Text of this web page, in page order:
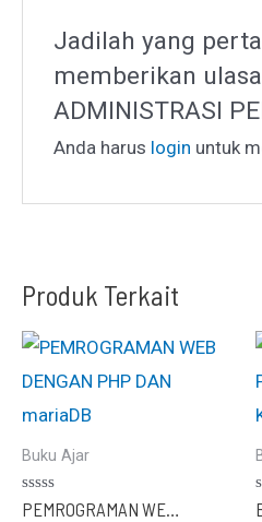
Jadilah yang
memberikan
ADMINISTRASI
Anda harus login untuk
Produk Terkait
Buku Ajar
Dinilai
PEMROGRAMAN WEB DENGAN PHP DAN mariaDB